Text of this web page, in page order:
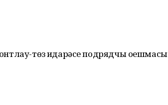
төзү идарәсе подрядчы оешмасы